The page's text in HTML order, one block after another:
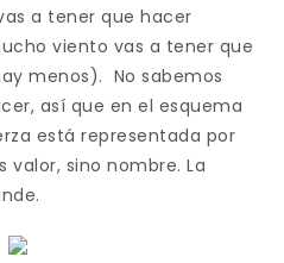
a tener que hacer
viento vas a tener que
menos). No sabemos
así que en el esquema
está representada por
sino nombre. La